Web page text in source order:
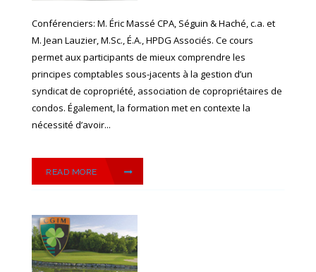
Conférenciers: M. Éric Massé CPA, Séguin & Haché, c.a. et
M. Jean Lauzier, M.Sc., É.A., HPDG Associés. Ce cours
permet aux participants de mieux comprendre les
principes comptables sous-jacents à la gestion d’un
syndicat de copropriété, association de copropriétaires de
condos. Également, la formation met en contexte la
nécessité d’avoir...
READ MORE